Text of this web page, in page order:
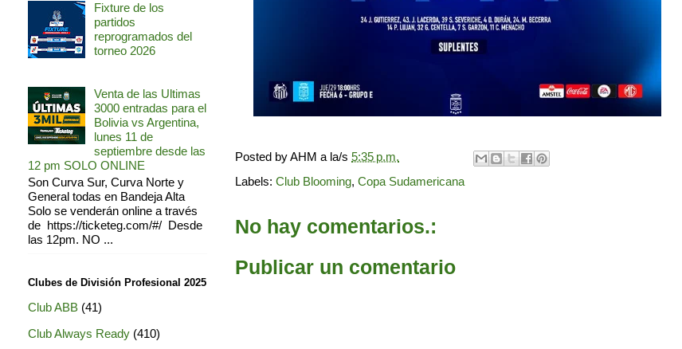
Posted byAHM a la/s 5:35 p.m.
Labels: Club Blooming, Copa Sudamericana
No hay comentarios.:
Publicar un comentario
Fixture de los
partidos
reprogramados del
torneo 2026
Venta de las Ultimas
3000 entradas para el
Bolivia vs Argentina,
lunes 11 de
septiembre desde las
12 pm SOLO ONLINE
Son Curva Sur, Curva Norte y
General todas en Bandeja Alta
Solo se venderán online a través
de https://ticketeg.com/#/ Desde
las 12pm. NO ...
Clubes de División Profesional 2025
Club ABB (41)
Club Always Ready (410)